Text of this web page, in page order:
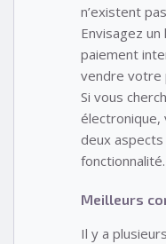
n’existent
Envisagez
paiement
vendre votre
Si vous
électronique,
deux aspects
fonctionnalité.
Meilleurs
Il y a